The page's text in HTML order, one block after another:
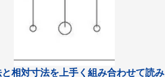
相対寸法を上手く組み合わせて読み